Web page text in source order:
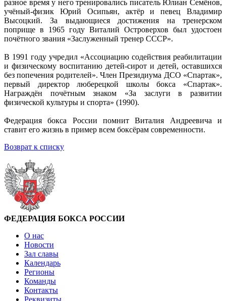
разное время у него тренировались писатель Юлиан Семёнов,
учёный-физик Юрий Осипьян, актёр и певец Владимир
Высоцкий. За выдающиеся достижения на тренерском
поприще в 1965 году Виталий Островерхов был удостоен
почётного звания «Заслуженный тренер СССР».
В 1991 году учредил «Ассоциацию содействия реабилитации
и физическому воспитанию детей-сирот и детей, оставшихся
без попечения родителей». Член Президиума ДСО «Спартак»,
первый директор люберецкой школы бокса «Спартак».
Награждён почётным знаком «За заслуги в развитии
физической культуры и спорта» (1990).
Федерация бокса России помнит Виталия Андреевича и
ставит его жизнь в пример всем боксёрам современности.
Возврат к списку
ФЕДЕРАЦИЯ БОКСА РОССИИ
О нас
Новости
Зал славы
Календарь
Регионы
Команды
Контакты